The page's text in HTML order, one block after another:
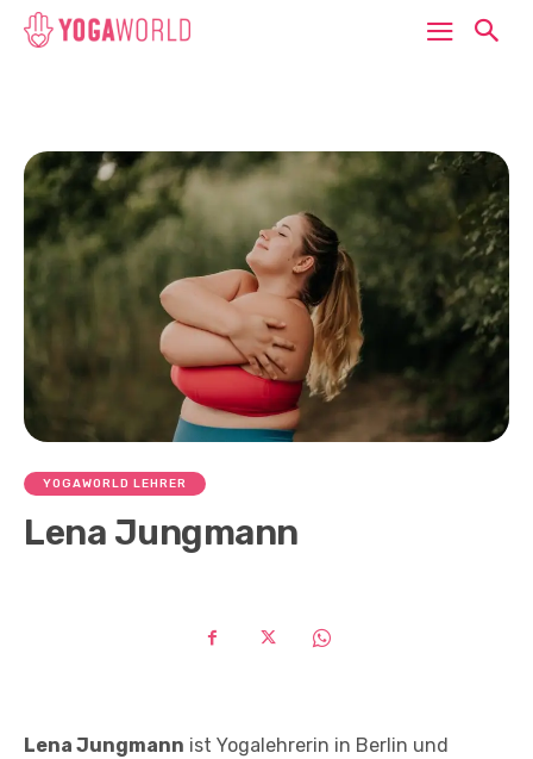
YOGAWORLD LEHRER
Lena Jungmann
Lena Jungmann ist Yogalehrerin in Berlin und